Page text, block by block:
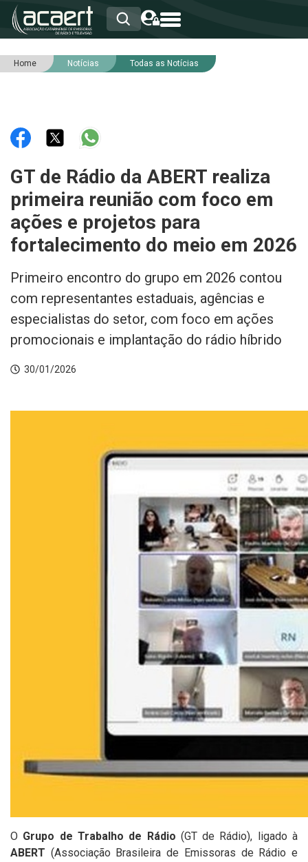
HOME
RNA
NOTÍCIAS
SERVIÇOS
INTEGRIDADE
Home Notícias Todas as Notícias
GT de Rádio da ABERT realiza
primeira reunião com foco em
ações e projetos para
fortalecimento do meio em 2026
Primeiro encontro do grupo em 2026 contou
com representantes estaduais, agências e
especialistas do setor, com foco em ações
promocionais e implantação do rádio híbrido
30/01/2026
O Grupo de Trabalho de Rádio (GT de Rádio), ligado à
ABERT (Associação Brasileira de Emissoras de Rádio e